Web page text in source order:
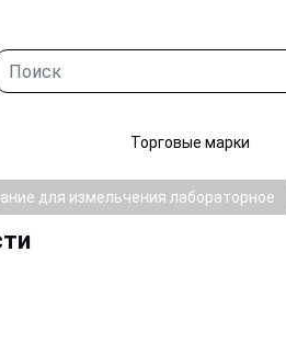
Торговые марки
для измельчения лабораторное